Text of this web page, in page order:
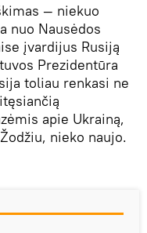
— niekuo
nuo Nausėdos
įvardijus Rusiją
Prezidentūra
toliau renkasi ne
apie Ukrainą,
nieko naujo.